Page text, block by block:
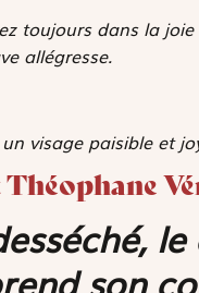
toujours dans la
allégresse.
visage paisible et
Théophane
son